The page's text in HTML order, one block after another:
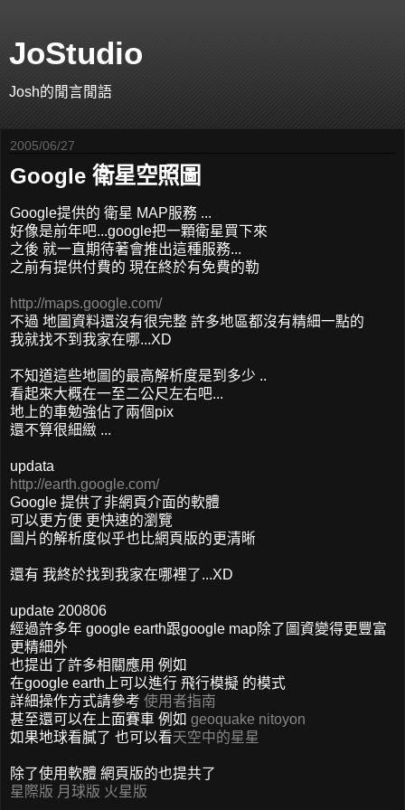
JoStudio
Josh的閒言閒語
2005/06/27
Google 衛星空照圖
Google提供的 衛星 MAP服務 ...
好像是前年吧...google把一顆衛星買下來
之後 就一直期待著會推出這種服務...
之前有提供付費的 現在終於有免費的勒
http://maps.google.com/
不過 地圖資料還沒有很完整 許多地區都沒有精細一點的
我就找不到我家在哪...XD
不知道這些地圖的最高解析度是到多少 ..
看起來大概在一至二公尺左右吧...
地上的車勉強佔了兩個pix
還不算很細緻 ...
updata
http://earth.google.com/
Google 提供了非網頁介面的軟體
可以更方便 更快速的瀏覽
圖片的解析度似乎也比網頁版的更清晰
還有 我終於找到我家在哪裡了...XD
update 200806
經過許多年 google earth跟google map除了圖資變得更豐富
更精細外
也提出了許多相關應用 例如
在google earth上可以進行 飛行模擬 的模式
詳細操作方式請參考 使用者指南
甚至還可以在上面賽車 例如 geoquake nitoyon
如果地球看膩了 也可以看天空中的星星
除了使用軟體 網頁版的也提共了
星際版 月球版 火星版